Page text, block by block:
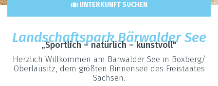
UNTERKUNFT SUCHEN
Land­schafts­park Bär­wal­der See
„Sport­lich – natür­lich – kunst­voll"
Herz­lich Will­kom­men am Bär­wal­der See in Box­berg/
Ober­lau­sitz, dem grö­ß­ten Bin­nen­see des Frei­staa­tes
Sach­sen.